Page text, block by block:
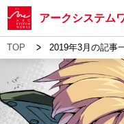
アークシステム
TOP > 2019年3月の記事